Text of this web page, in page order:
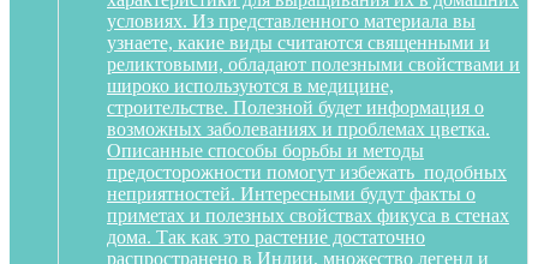
условиях. Из представленного материала вы
узнаете, какие виды считаются священными и
реликтовыми, обладают полезными свойствами и
широко используются в медицине,
строительстве. Полезной будет информация о
возможных заболеваниях и проблемах цветка.
Описанные способы борьбы и методы
предосторожности помогут избежать подобных
неприятностей. Интересными будут факты о
приметах и полезных свойствах фикуса в стенах
дома. Так как это растение достаточно
распространено в Индии, множество легенд и